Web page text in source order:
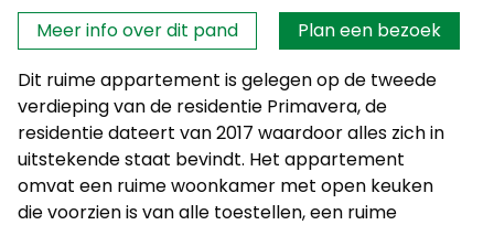
Interesse?
Meer info over dit pand
Plan een bezoek
Dit ruime appartement is gelegen op de tweede
verdieping van de residentie Primavera, de
residentie dateert van 2017 waardoor alles zich in
uitstekende staat bevindt. Het appartement
omvat een ruime woonkamer met open keuken
die voorzien is van alle toestellen, een ruime